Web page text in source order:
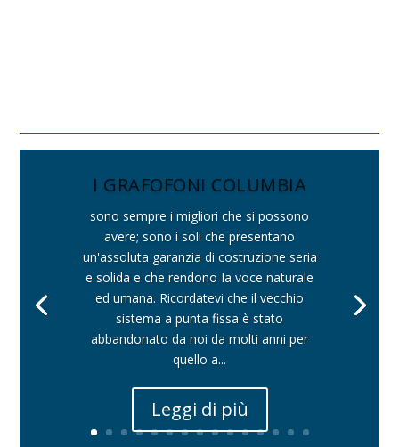
I GRAFOFONI COLUMBIA
sono sempre i migliori che si possono
avere; sono i soli che presentano
un'assoluta garanzia di costruzione seria
e solida e che rendono Ia voce naturale
ed umana. Ricordatevi che il vecchio
sistema a punta fissa è stato
abbandonato da noi da molti anni per
quello a...
Leggi di più